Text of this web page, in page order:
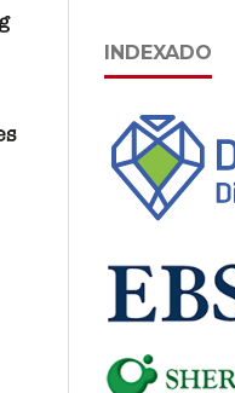
INDEXADO